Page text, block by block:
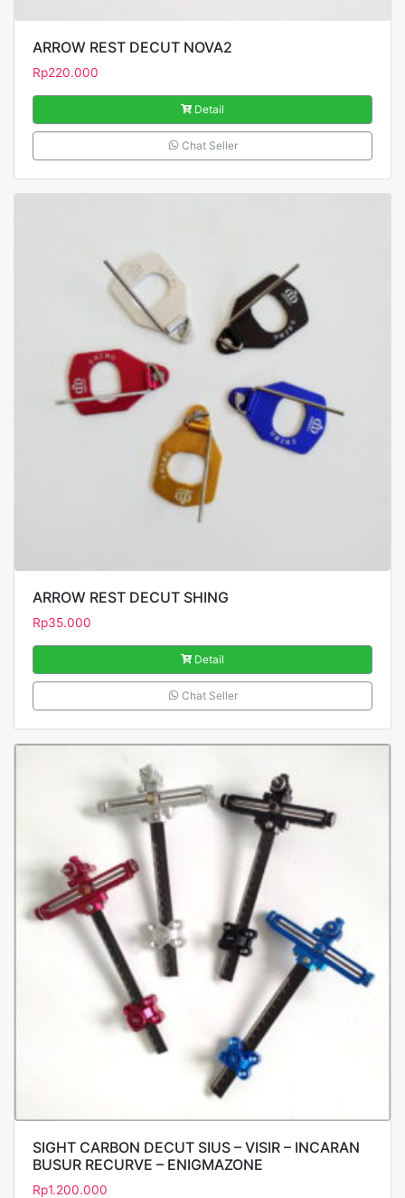
ARROW REST DECUT NOVA2
Rp220.000
Detail
Chat Seller
ARROW REST DECUT SHING
Rp35.000
Detail
Chat Seller
SIGHT CARBON DECUT SIUS – VISIR – INCARAN
BUSUR RECURVE – ENIGMAZONE
Rp1.200.000